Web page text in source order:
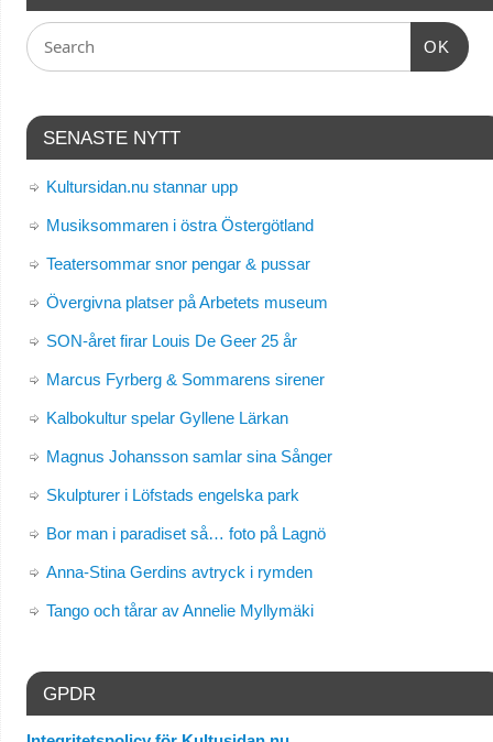
OK
SENASTE NYTT
Kultursidan.nu stannar upp
Musiksommaren i östra Östergötland
Teatersommar snor pengar & pussar
Övergivna platser på Arbetets museum
SON-året firar Louis De Geer 25 år
Marcus Fyrberg & Sommarens sirener
Kalbokultur spelar Gyllene Lärkan
Magnus Johansson samlar sina Sånger
Skulpturer i Löfstads engelska park
Bor man i paradiset så… foto på Lagnö
Anna-Stina Gerdins avtryck i rymden
Tango och tårar av Annelie Myllymäki
GPDR